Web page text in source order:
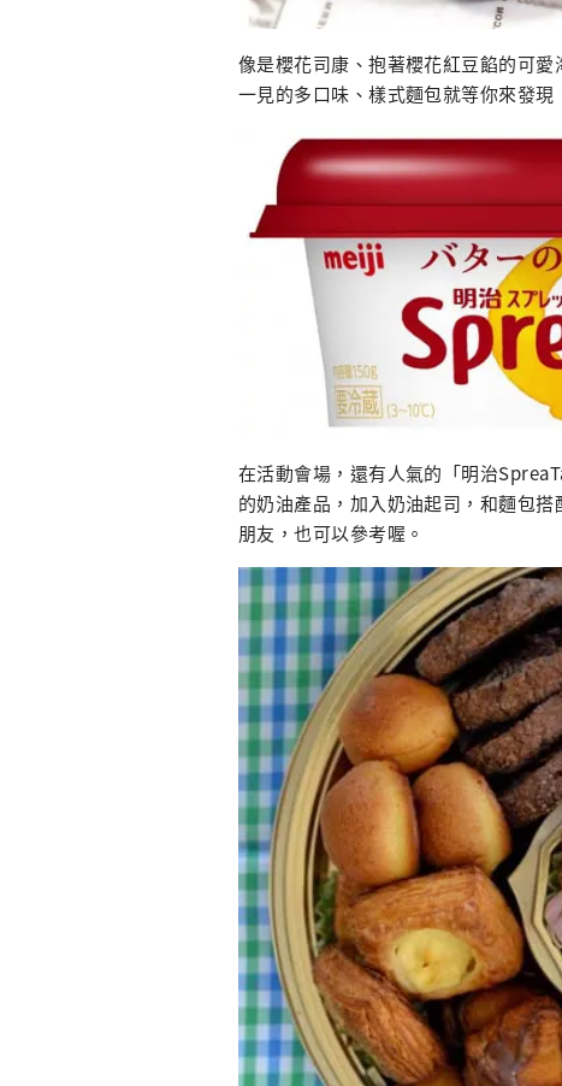
像是櫻花司康、抱著櫻花紅豆餡的可
一見的多口味、樣式麵包就等你來發現
在活動會場，還有人氣的「明治
的奶油產品，加入奶油起司，和麵包
朋友，也可以參考喔。